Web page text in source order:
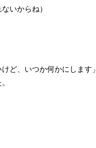
いからね）
ど、いつか何かにします」